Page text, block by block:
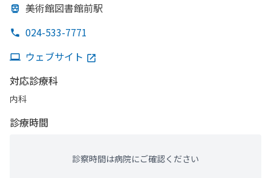
美術館図書館前駅
024-533-7771
ウェブサイト
対応診療科
内科
診療時間
診察時間は病院にご確認ください